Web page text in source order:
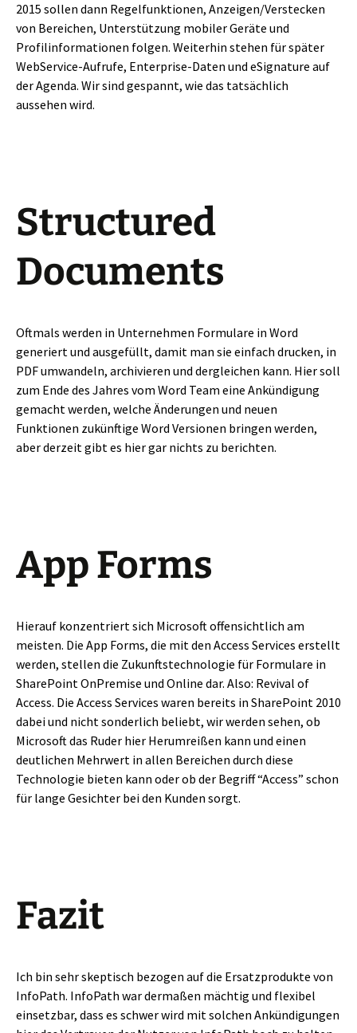
2015 sollen dann Regelfunktionen, Anzeigen/Verstecken
von Bereichen, Unterstützung mobiler Geräte und
Profilinformationen folgen. Weiterhin stehen für später
WebService-Aufrufe, Enterprise-Daten und eSignature auf
der Agenda. Wir sind gespannt, wie das tatsächlich
aussehen wird.
Structured
Documents
Oftmals werden in Unternehmen Formulare in Word
generiert und ausgefüllt, damit man sie einfach drucken, in
PDF umwandeln, archivieren und dergleichen kann. Hier soll
zum Ende des Jahres vom Word Team eine Ankündigung
gemacht werden, welche Änderungen und neuen
Funktionen zukünftige Word Versionen bringen werden,
aber derzeit gibt es hier gar nichts zu berichten.
App Forms
Hierauf konzentriert sich Microsoft offensichtlich am
meisten. Die App Forms, die mit den Access Services erstellt
werden, stellen die Zukunftstechnologie für Formulare in
SharePoint OnPremise und Online dar. Also: Revival of
Access. Die Access Services waren bereits in SharePoint 2010
dabei und nicht sonderlich beliebt, wir werden sehen, ob
Microsoft das Ruder hier Herumreißen kann und einen
deutlichen Mehrwert in allen Bereichen durch diese
Technologie bieten kann oder ob der Begriff “Access” schon
für lange Gesichter bei den Kunden sorgt.
Fazit
Ich bin sehr skeptisch bezogen auf die Ersatzprodukte von
InfoPath. InfoPath war dermaßen mächtig und flexibel
einsetzbar, dass es schwer wird mit solchen Ankündigungen